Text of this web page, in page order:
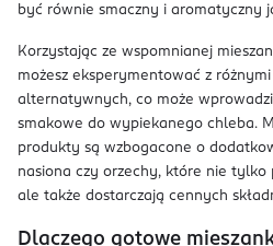
być równie smaczny i aromatyczny
Korzystając ze wspomnianej
możesz eksperymentować z
alternatywnych, co może
smakowe do wypiekanego chleba.
produkty są wzbogacone o
nasiona czy orzechy, które nie
ale także dostarczają cennych
Dlaczego gotowe